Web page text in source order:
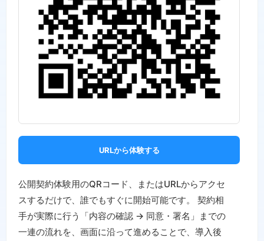
URLから体験する
公開契約体験用のQRコード、またはURLからアクセ
スするだけで、誰でもすぐに開始可能です。 契約相
手が実際に行う「内容の確認 → 同意・署名」までの
一連の流れを、画面に沿って進めることで、導入後